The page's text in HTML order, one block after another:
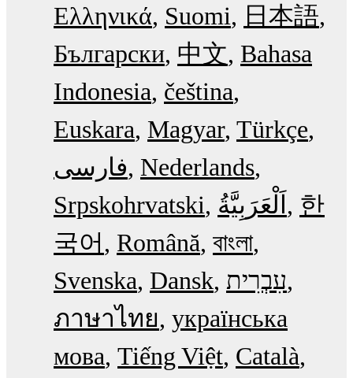
Ελληνικά Suomi
日本語
Български 中文 Bahasa
Indonesia čeština
Euskara Magyar Türkçe
فارسی Nederlands
Srpskohrvatski
한
국어
Română বাংলা
Svenska Dansk עִבְרִית
ภาษาไทย українська
мова Tiếng Việt Català